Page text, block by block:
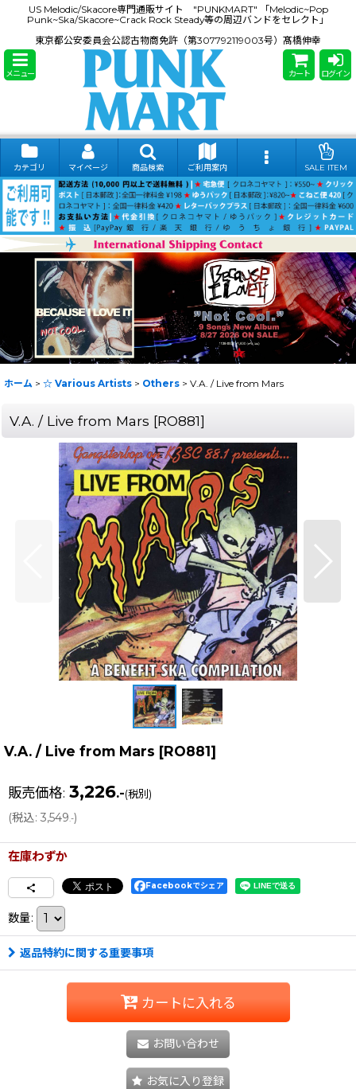
US Melodic/Skacore専門通販サイト "PUNKMART" 「Melodic~Pop
Punk~Ska/Skacore~Crack Rock Steady等の周辺バンドをセレクト」
東京都公安委員会公認古物商免許（第307792119003号）髙橋伸幸
メニュー カート ログイン
カテゴリ マイページ 商品検索 ご利用案内 SALE ITEM
ホーム > ☆ Various Artists > Others > V.A. / Live from Mars
V.A. / Live from Mars [RO881]
V.A. / Live from Mars [RO881]
販売価格: 3,226.-(税別)
(税込: 3,549.-)
在庫わずか
Facebookでシェア
数量:
返品特約に関する重要事項
カートに入れる
お問い合わせ
お気に入り登録